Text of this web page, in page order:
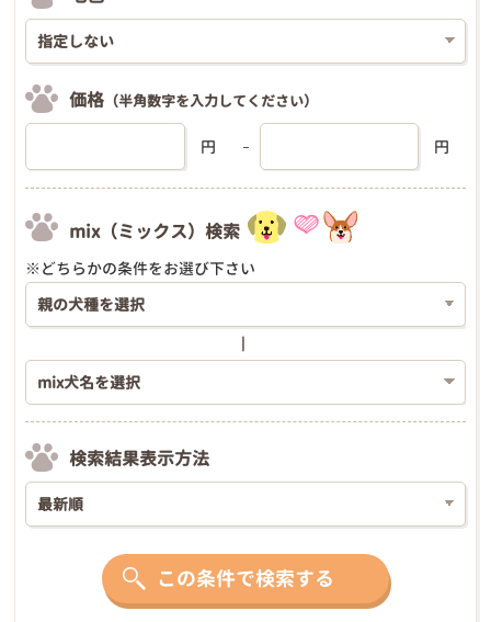
価格 （半角数字を入力してください）
円 円
mix（ミックス）検索
※どちらかの条件をお選び下さい
検索結果表示方法
この条件で検索する